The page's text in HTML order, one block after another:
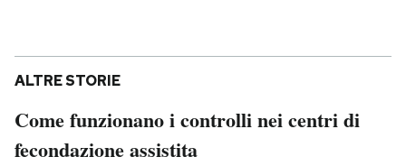
ALTRE STORIE
Come funzionano i controlli nei centri di
fecondazione assistita